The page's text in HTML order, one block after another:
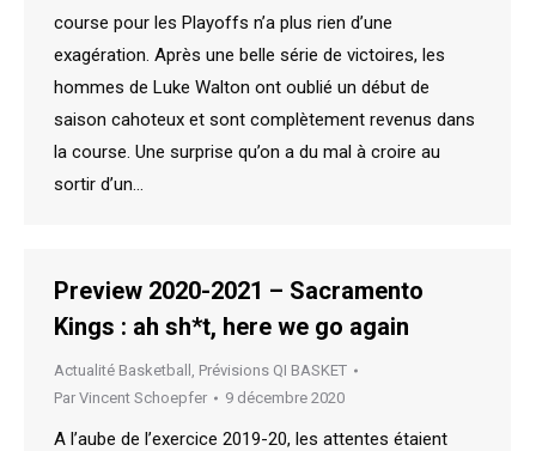
course pour les Playoffs n’a plus rien d’une
exagération. Après une belle série de victoires, les
hommes de Luke Walton ont oublié un début de
saison cahoteux et sont complètement revenus dans
la course. Une surprise qu’on a du mal à croire au
sortir d’un…
Preview 2020-2021 – Sacramento
Kings : ah sh*t, here we go again
Actualité Basketball , Prévisions QI BASKET
Par Vincent Schoepfer 9 décembre 2020
A l’aube de l’exercice 2019-20, les attentes étaient